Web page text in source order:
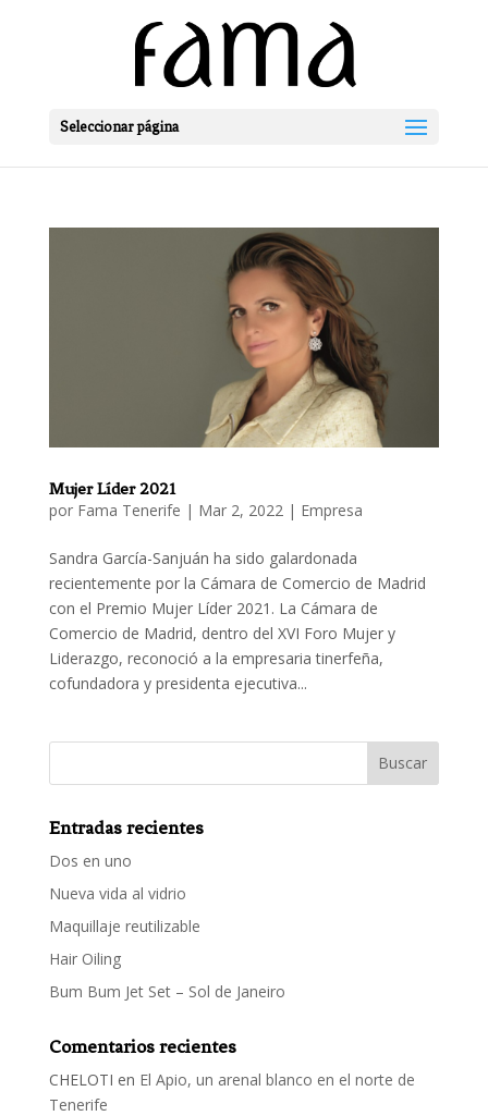
Seleccionar página
Mujer Líder 2021
por Fama Tenerife | Mar 2, 2022 | Empresa
Sandra García-Sanjuán ha sido galardonada
recientemente por la Cámara de Comercio de Madrid
con el Premio Mujer Líder 2021. La Cámara de
Comercio de Madrid, dentro del XVI Foro Mujer y
Liderazgo, reconoció a la empresaria tinerfeña,
cofundadora y presidenta ejecutiva...
Entradas recientes
Dos en uno
Nueva vida al vidrio
Maquillaje reutilizable
Hair Oiling
Bum Bum Jet Set – Sol de Janeiro
Comentarios recientes
CHELOTI en El Apio, un arenal blanco en el norte de
Tenerife